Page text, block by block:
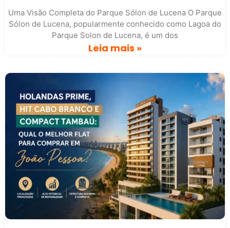
Uma Visão Completa do Parque Sólon de Lucena O Parque
Sólon de Lucena, popularmente conhecido como Lagoa do
Parque Solon de Lucena, é um dos
Leia mais »